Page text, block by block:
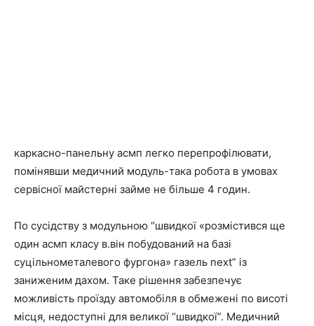
каркасно-панельну асмп легко перепрофілювати,
помінявши медичний модуль-така робота в умовах
сервісної майстерні займе не більше 4 годин.
По сусідству з модульною “швидкої «розмістився ще
один асмп класу в.він побудований на базі
суцільнометалевого фургона» газель next” із
заниженим дахом. Таке рішення забезпечує
можливість проїзду автомобіля в обмежені по висоті
місця, недоступні для великої “швидкої”. Медичний